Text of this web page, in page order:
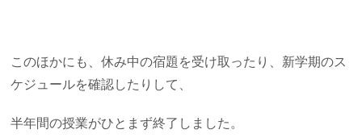
このほかにも、休み中の宿題を受け取ったり、新学期のス
ケジュールを確認したりして、
半年間の授業がひとまず終了しました。